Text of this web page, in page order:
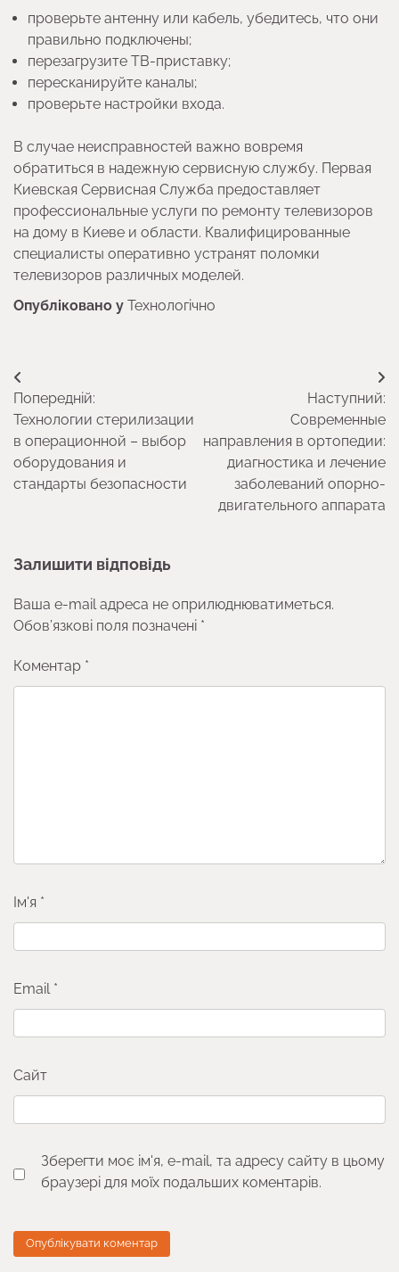
проверьте антенну или кабель, убедитесь, что они
правильно подключены;
перезагрузите ТВ-приставку;
пересканируйте каналы;
проверьте настройки входа.
В случае неисправностей важно вовремя
обратиться в надежную сервисную службу. Первая
Киевская Сервисная Служба предоставляет
профессиональные услуги по ремонту телевизоров
на дому в Киеве и области. Квалифицированные
специалисты оперативно устранят поломки
телевизоров различных моделей.
Опубліковано у Технологічно
Навігація
записів
Попередній:
Технологии стерилизации
в операционной – выбор
оборудования и
стандарты безопасности
Наступний:
Современные
направления в ортопедии:
диагностика и лечение
заболеваний опорно-
двигательного аппарата
Залишити відповідь
Ваша e-mail адреса не оприлюднюватиметься.
Обов’язкові поля позначені *
Коментар *
Ім'я *
Email *
Сайт
Зберегти моє ім'я, e-mail, та адресу сайту в цьому
браузері для моїх подальших коментарів.